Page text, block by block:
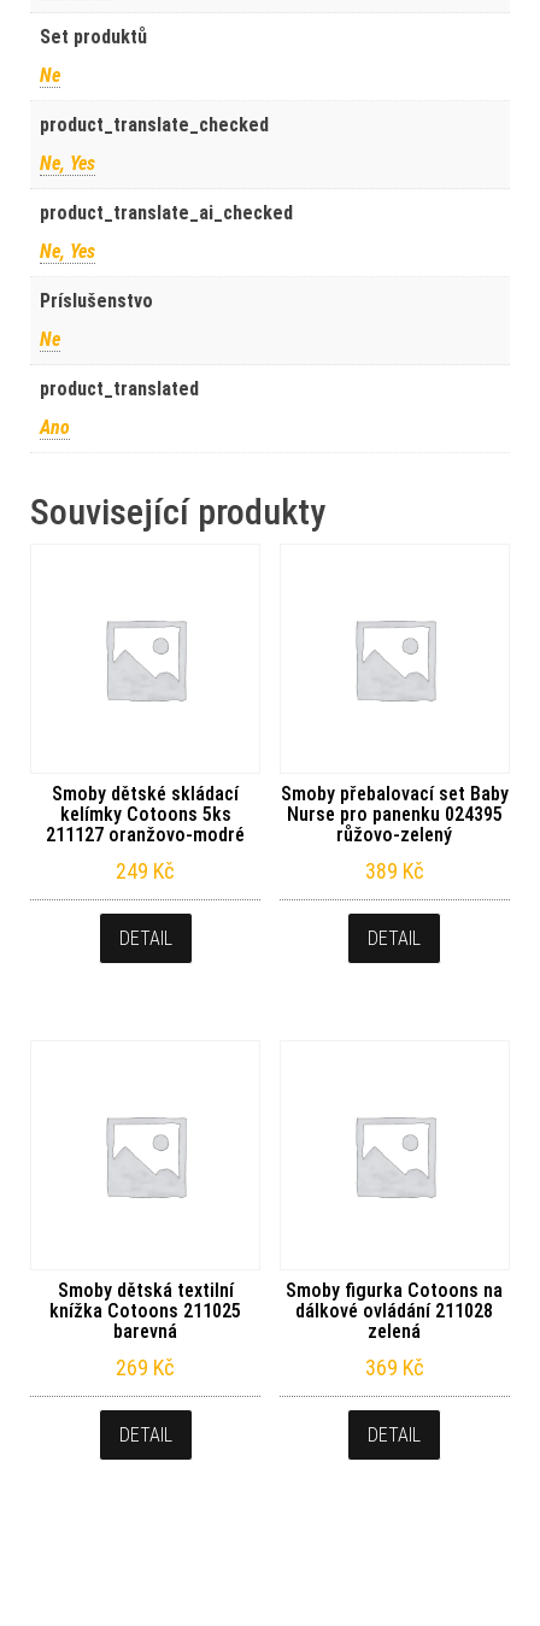
Set produktů
Ne
product_translate_checked
Ne, Yes
product_translate_ai_checked
Ne, Yes
Príslušenstvo
Ne
product_translated
Ano
Související produkty
Smoby dětské skládací
kelímky Cotoons 5ks
211127 oranžovo-modré
249 Kč
DETAIL
Smoby přebalovací set Baby
Nurse pro panenku 024395
růžovo-zelený
389 Kč
DETAIL
Smoby dětská textilní
knížka Cotoons 211025
barevná
269 Kč
DETAIL
Smoby figurka Cotoons na
dálkové ovládání 211028
zelená
369 Kč
DETAIL